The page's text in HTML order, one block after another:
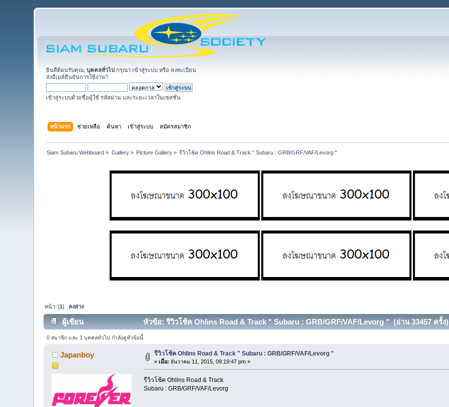
ยินดีต้อนรับคุณ,บุคคลทั่วไป กรุณา เข้าสู่ระบบ หรือ ลงทะเบียน
ส่งอีเมล์ยืนยันการใช้งาน?
เข้าสู่ระบบด้วยชื่อผู้ใช้ รหัสผ่าน และระยะเวลาในเซสชั่น
หน้าแรก ช่วยเหลือ ค้นหา เข้าสู่ระบบ สมัครสมาชิก
Siam Subaru Webboard » Gallery» Picture Gallery » รีวิวโช้ค Ohlins Road & Track " Subaru : GRB/GRF/VAF/Levorg "
หน้า: [1] ลงล่าง
ผู้เขียน หัวข้อ: รีวิวโช้ค Ohlins Road & Track " Subaru : GRB/GRF/VAF/Levorg " (อ่าน 33457 ครั้ง)
0 สมาชิก และ 1 บุคคลทั่วไป กำลังดูหัวข้อนี้
Japanboy รีวิวโช้ค Ohlins Road & Track " Subaru : GRB/GRF/VAF/Levorg "
«เมื่อ: ธันวาคม 11, 2015, 09:19:47 pm »
รีวิวโช้ค Ohlins Road & Track
Subaru : GRB/GRF/VAF/Levorg